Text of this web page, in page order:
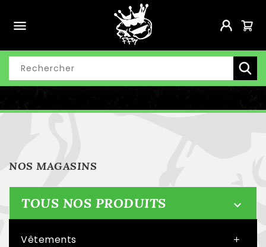

NOS MAGASINS
TOUS NOS PRODUITS 
Vêtements 